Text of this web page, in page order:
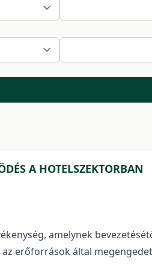
A HOTELSZEKTORBAN
amelynek
erőforrások által